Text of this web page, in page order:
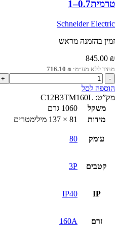
טרמית0.7–1
Schneider Electric
זמין בהזמנה מראש
845.00 ₪
מחיר ללא מע״מ: 716.10 ₪
כמות
של
מפסק
יצוק
קומפקטי
NSXm
25kA
טרמית0.7–
הוספה לסל
מק”ט: C12B3TM160L
משקל
1060 גרם
מידות
81 × 137 מילימטרים
עומק 80
קטבים 3P
IP
IP40
זרם 160A